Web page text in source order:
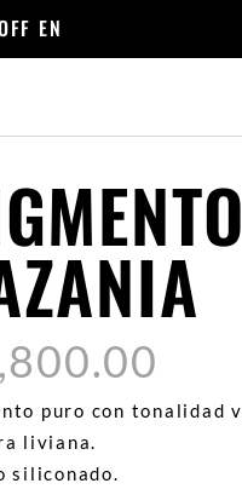
EFECTIVO!
puro con tonalidad
liviana.
siliconado.